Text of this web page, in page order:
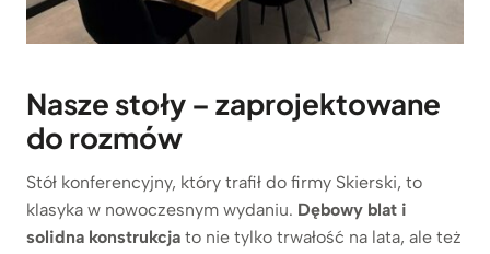
Nasze stoły – zaprojektowane
do rozmów
Stół konferencyjny, który trafił do firmy Skierski, to
klasyka w nowoczesnym wydaniu. Dębowy blat i
solidna konstrukcja to nie tylko trwałość na lata, ale też